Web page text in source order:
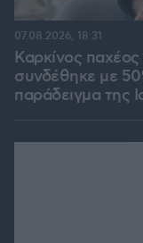
Καρκίνος
συνδέθηκε με
παράδειγμα της
07.08.2026, 18:31